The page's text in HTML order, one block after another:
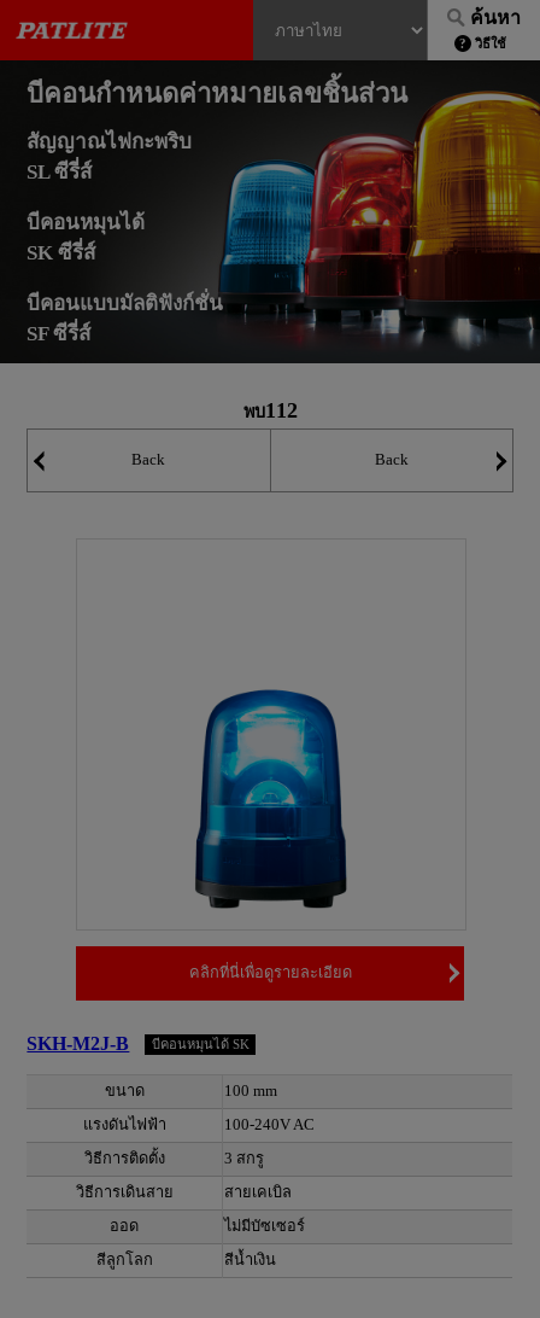
ค้นหา
วิธีใช้
บีคอนกำหนดค่าหมายเลขชิ้นส่วน
สัญญาณไฟกะพริบ
SL ซีรี่ส์
บีคอนหมุนได้
SK ซีรี่ส์
บีคอนแบบมัลติฟังก์ชั่น
SF ซีรี่ส์
พบ112
Back Back
คลิกที่นี่เพื่อดูรายละเอียด
SKH-M2J-B บีคอนหมุนได้ SK
ขนาด
100 mm
แรงดันไฟฟ้า
100-240V AC
วิธีการติดตั้ง
3 สกรู
วิธีการเดินสาย
สายเคเบิล
ออด
ไม่มีบัซเซอร์
สีลูกโลก
สีน้ำเงิน